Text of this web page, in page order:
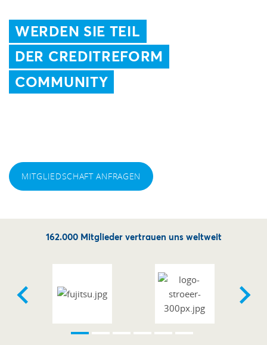
WERDEN SIE TEIL
DER CREDITREFORM
COMMUNITY
MITGLIEDSCHAFT ANFRAGEN
162.000 Mitglieder vertrauen uns weltweit